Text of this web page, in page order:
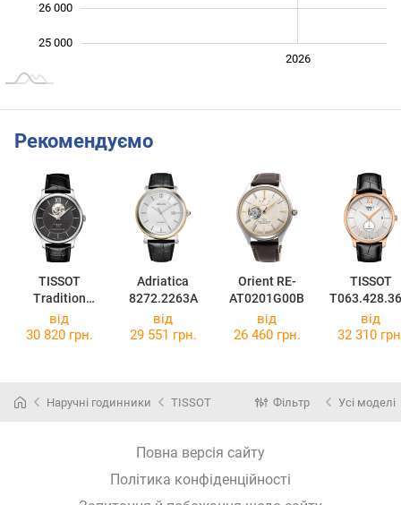
25 000
26 000
2026
Рекомендуємо
TISSOT
Tradition
Powermatic 80
Open Heart
Adriatica
8272.2263A
Orient RE-
AT0201G00B
TISSOT
38.00
від
30 820 грн.
від
29 551 грн.
від
26 460 грн.
від
32 310
Наручні годинники TISSOT Фільтр Усі моделі
Повна версія сайту
Політика конфіденційності